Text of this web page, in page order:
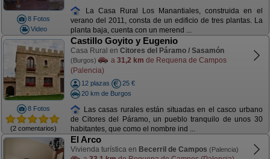
8 Fotos
Video
La Casa Rural Los Manantiales, construida en el
verano del 2011, consta de un edificio de tres plantas. La
planta baja, cuenta con un merend ...
8 Fotos
(2 comentarios)
Castillo Goyito y Eugenio
Casa Rural en Citores del Páramo / Sasamón
(Burgos) a 31,2 km de Requena de Campos
(Palencia)
12 plazas
25 €
20 km de Burgos
Las casas rurales están situadas en el casco urbano
de Citores del Páramo, un pueblo tranquilo de unos 30
habitantes, que como el nombre ind ...
El Arco
Vivienda turística en Becerril de Campos (Palencia)